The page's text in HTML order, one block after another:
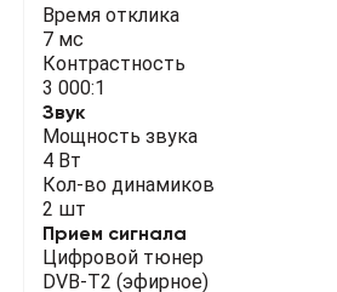
Время отклика
7 мс
Контрастность
3 000:1
Звук
Мощность звука
4 Вт
Кол-во динамиков
2 шт
Прием сигнала
Цифровой тюнер
DVB-T2 (эфирное)